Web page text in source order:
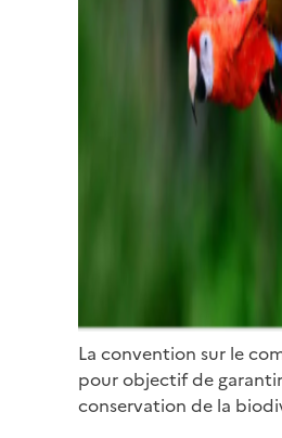
La convention sur le
pour objectif de
conservation de la